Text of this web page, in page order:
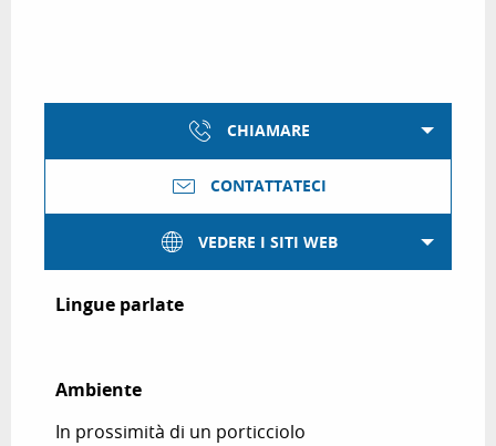
CHIAMARE
CONTATTATECI
VEDERE I SITI WEB
Lingue parlate
Lingue parlate
Ambiente
Ambiente
In prossimità di un porticciolo